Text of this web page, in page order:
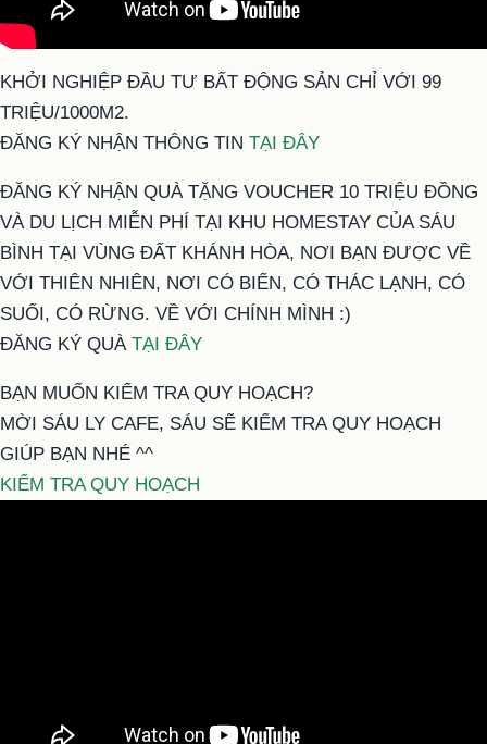
KHỞI NGHIỆP ĐẦU TƯ BẤT ĐỘNG SẢN CHỈ VỚI 99
TRIỆU/1000M2.
ĐĂNG KÝ NHẬN THÔNG TIN TẠI ĐÂY
ĐĂNG KÝ NHẬN QUÀ TẶNG VOUCHER 10 TRIỆU ĐỒNG
VÀ DU LỊCH MIỄN PHÍ TẠI KHU HOMESTAY CỦA SÁU
BÌNH TẠI VÙNG ĐẤT KHÁNH HÒA, NƠI BẠN ĐƯỢC VỀ
VỚI THIÊN NHIÊN, NƠI CÓ BIỂN, CÓ THÁC LẠNH, CÓ
SUỐI, CÓ RỪNG. VỀ VỚI CHÍNH MÌNH :)
ĐĂNG KÝ QUÀ TẠI ĐÂY
BẠN MUỐN KIỂM TRA QUY HOẠCH?
MỜI SÁU LY CAFE, SÁU SẼ KIỂM TRA QUY HOẠCH
GIÚP BẠN NHÉ ^^
KIỂM TRA QUY HOẠCH